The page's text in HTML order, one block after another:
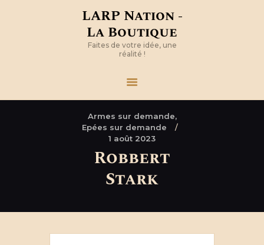
LARP Nation -
La Boutique
Faites de votre idée, une
réalité !
Armes sur demande,
Epées sur demande
1 août 2023
Robbert
Stark